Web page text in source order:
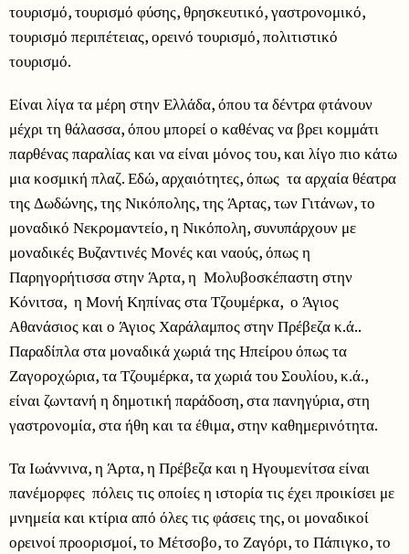
τουρισμό, τουρισμό φύσης, θρησκευτικό, γαστρονομικό,
τουρισμό περιπέτειας, ορεινό τουρισμό, πολιτιστικό
τουρισμό.
Είναι λίγα τα μέρη στην Ελλάδα, όπου τα δέντρα φτάνουν
μέχρι τη θάλασσα, όπου μπορεί ο καθένας να βρει κομμάτι
παρθένας παραλίας και να είναι μόνος του, και λίγο πιο κάτω
μια κοσμική πλαζ. Εδώ, αρχαιότητες, όπως τα αρχαία θέατρα
της Δωδώνης, της Νικόπολης, της Άρτας, των Γιτάνων, το
μοναδικό Νεκρομαντείο, η Νικόπολη, συνυπάρχουν με
μοναδικές Βυζαντινές Μονές και ναούς, όπως η
Παρηγορήτισσα στην Άρτα, η Μολυβοσκέπαστη στην
Κόνιτσα, η Μονή Κηπίνας στα Τζουμέρκα, ο Άγιος
Αθανάσιος και ο Άγιος Χαράλαμπος στην Πρέβεζα κ.ά..
Παραδίπλα στα μοναδικά χωριά της Ηπείρου όπως τα
Ζαγοροχώρια, τα Τζουμέρκα, τα χωριά του Σουλίου, κ.ά.,
είναι ζωντανή η δημοτική παράδοση, στα πανηγύρια, στη
γαστρονομία, στα ήθη και τα έθιμα, στην καθημερινότητα.
Τα Ιωάννινα, η Άρτα, η Πρέβεζα και η Ηγουμενίτσα είναι
πανέμορφες πόλεις τις οποίες η ιστορία τις έχει προικίσει με
μνημεία και κτίρια από όλες τις φάσεις της, οι μοναδικοί
ορεινοί προορισμοί, το Μέτσοβο, το Ζαγόρι, το Πάπιγκο, το